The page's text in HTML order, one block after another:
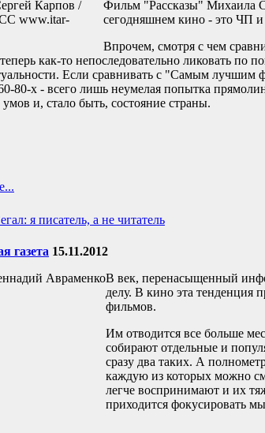
Фильм "Рассказы" Михаила
сегодняшнем кино - это ЧП и
Впрочем, смотря с чем
как-то непоследовательно ликовать по
Если сравнивать с "Самым
80-х - всего лишь неумелая попытка
умов и, стало быть, состояние страны.
я писатель, а не читатель
газета 15.11.2012
В век, перенасыщенный
делу. В кино эта тенденция
фильмов.
Им отводится все больше
собирают отдельные и
сразу два таких. А
каждую из которых можно
легче воспринимают и их
приходится фокусировать